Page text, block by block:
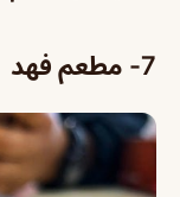
7- مطعم فهد